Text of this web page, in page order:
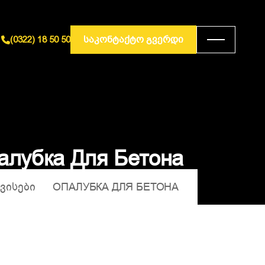
(0322) 18 50 50 ᲡᲐᲙᲝᲜᲢᲐᲥᲢᲝ ᲒᲕᲔᲠᲓᲘ
лубка Для Бетона
ОПАЛУБКА ДЛЯ БЕТОНА